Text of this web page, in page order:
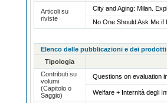
Articoli su
riviste
City and Aging: Milan.
No One Should Ask Me
Elenco delle pubblicazioni e dei
Tipologia
Contributi su
volumi
(Capitolo o
Saggio)
Questions on evaluation
Welfare + Internità degli